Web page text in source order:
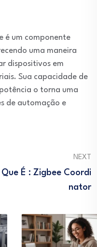
é um componente
uma maneira
dispositivos em
Sua capacidade de
o torna uma
de automação e
NEXT
Que É : Zigbee Coordi
Nator